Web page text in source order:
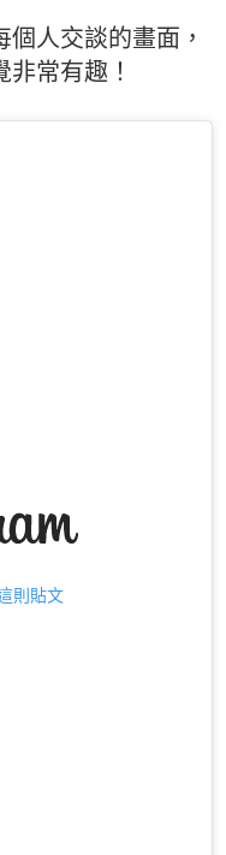
人交談的畫面，
常有趣！
則貼文